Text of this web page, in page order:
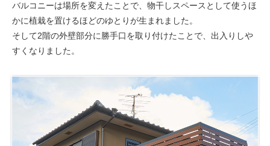
バルコニーは場所を変えたことで、物干しスペースとして使うほ
かに植栽を置けるほどのゆとりが生まれました。
そして2階の外壁部分に勝手口を取り付けたことで、出入りしや
すくなりました。